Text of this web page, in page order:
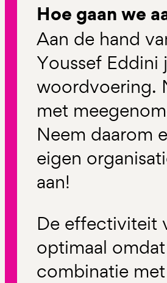
Hoe gaan we
Aan de hand
Youssef Eddini
woordvoering.
met
Neem daarom
eigen
aan!
De effectiviteit
optimaal
combinatie